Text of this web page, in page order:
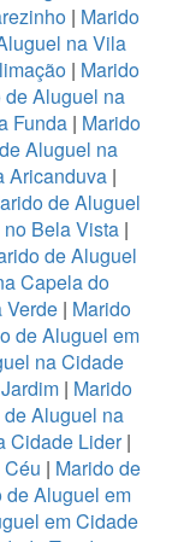
| Marido
na Vila
| Marido
de Aluguel na
Funda| Marido
Aluguel na
Aricanduva|
de Aluguel
Bela Vista |
de Aluguel
Capela do
Verde| Marido
de Aluguel em
na Cidade
| Marido
de Aluguel na
Cidade Lider|
| Marido de
de Aluguel em
em Cidade